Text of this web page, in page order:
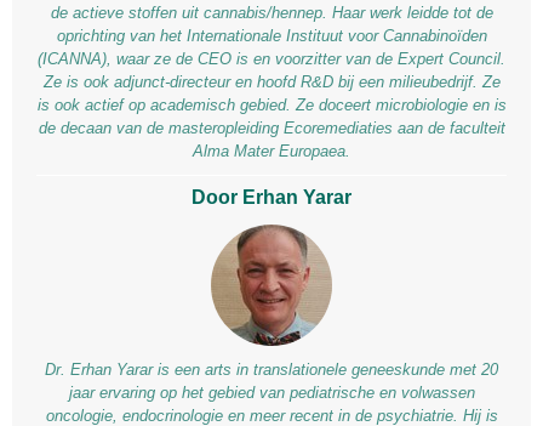
de actieve stoffen uit cannabis/hennep. Haar werk leidde tot de
oprichting van het Internationale Instituut voor Cannabinoïden
(ICANNA), waar ze de CEO is en voorzitter van de Expert Council.
Ze is ook adjunct-directeur en hoofd R&D bij een milieubedrijf. Ze
is ook actief op academisch gebied. Ze doceert microbiologie en is
de decaan van de masteropleiding Ecoremediaties aan de faculteit
Alma Mater Europaea.
Door Erhan Yarar
Dr. Erhan Yarar is een arts in translationele geneeskunde met 20
jaar ervaring op het gebied van pediatrische en volwassen
oncologie, endocrinologie en meer recent in de psychiatrie. Hij is